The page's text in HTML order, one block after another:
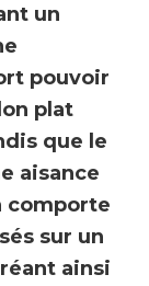
un
pouvoir
plat
que le
aisance
comporte
sur un
ainsi